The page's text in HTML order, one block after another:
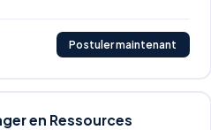
Postuler maintenant
en Ressources